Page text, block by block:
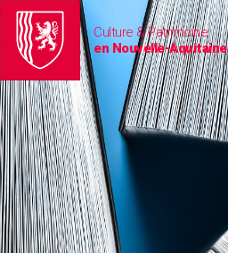
Culture & Patrimoine
en Nouvelle-Aquitaine